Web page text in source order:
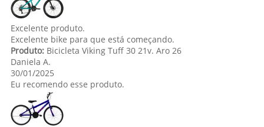
Excelente produto.
Excelente bike para que está começando.
Produto:Bicicleta Viking Tuff 30 21v. Aro 26
Daniela A.
30/01/2025
Eu recomendo esse produto.